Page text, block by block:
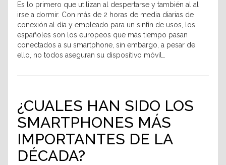
Es lo primero que utilizan al despertarse y también al al
irse a dormir. Con más de 2 horas de media diarias de
conexión al día y empleado para un sinfín de usos, los
españoles son los europeos que más tiempo pasan
conectados a su smartphone, sin embargo, a pesar de
ello, no todos aseguran su dispositivo móvil…
¿CUALES HAN SIDO LOS
SMARTPHONES MÁS
IMPORTANTES DE LA
DÉCADA?